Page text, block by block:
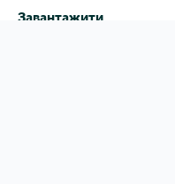
Завантажити